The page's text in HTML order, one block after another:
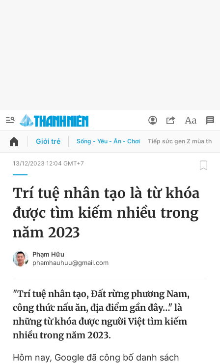
QUẢNG CÁO
Chuyên mục
Chuyên mục khác
Chào ngày mới
Video Magazine
Đổi mật khẩu
Tin đã lưu
Đăng xuất
Giới trẻ Sống - Yêu - Ăn - Chơi Tiếp sức gen Z mùa thi
13/12/2023 12:04 GMT+7
Trí tuệ nhân tạo là từ khóa
được tìm kiếm nhiều trong
năm 2023
Phạm Hữu
phamhauhuu@gmail.com
"Trí tuệ nhân tạo, Đất rừng phương Nam,
công thức nấu ăn, địa điểm gần đây…" là
những từ khóa được người Việt tìm kiếm
nhiều trong năm 2023.
Hôm nay, Google đã công bố danh sách